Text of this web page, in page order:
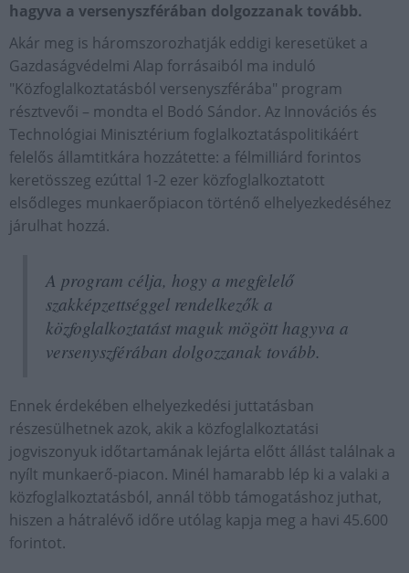
hagyva a versenyszférában dolgozzanak tovább.
Akár meg is háromszorozhatják eddigi keresetüket a
Gazdaságvédelmi Alap forrásaiból ma induló
"Közfoglalkoztatásból versenyszférába" program
résztvevői – mondta el Bodó Sándor. Az Innovációs és
Technológiai Minisztérium foglalkoztatáspolitikáért
felelős államtitkára hozzátette: a félmilliárd forintos
keretösszeg ezúttal 1-2 ezer közfoglalkoztatott
elsődleges munkaerőpiacon történő elhelyezkedéséhez
járulhat hozzá.
A program célja, hogy a megfelelő
szakképzettséggel rendelkezők a
közfoglalkoztatást maguk mögött hagyva a
versenyszférában dolgozzanak tovább.
Ennek érdekében elhelyezkedési juttatásban
részesülhetnek azok, akik a közfoglalkoztatási
jogviszonyuk időtartamának lejárta előtt állást találnak a
nyílt munkaerő-piacon. Minél hamarabb lép ki a valaki a
közfoglalkoztatásból, annál több támogatáshoz juthat,
hiszen a hátralévő időre utólag kapja meg a havi 45.600
forintot.